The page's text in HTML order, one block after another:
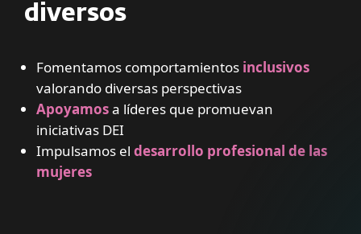
diversos
Fomentamos comportamientos inclusivos
valorando diversas perspectivas
Apoyamosa líderes que promuevan
iniciativas DEI
Impulsamos el desarrollo profesional de las
mujeres